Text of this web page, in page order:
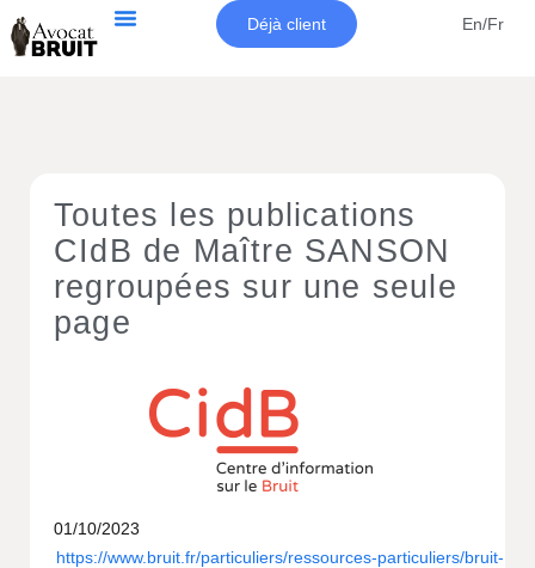
Déjà client En/Fr
Toutes les publications
CIdB de Maître SANSON
regroupées sur une seule
page
01/10/2023
https://www.bruit.fr/particuliers/ressources-particuliers/bruit-